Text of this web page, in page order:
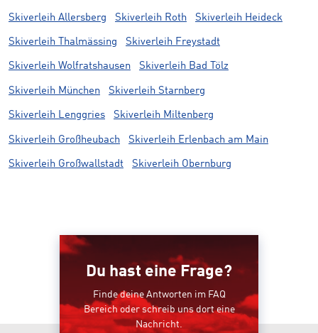
Skiverleih Allersberg Skiverleih Roth Skiverleih Heideck
Skiverleih Thalmässing Skiverleih Freystadt
Skiverleih Wolfratshausen Skiverleih Bad Tölz
Skiverleih München Skiverleih Starnberg
Skiverleih Lenggries Skiverleih Miltenberg
Skiverleih Großheubach Skiverleih Erlenbach am Main
Skiverleih Großwallstadt Skiverleih Obernburg
Du hast eine Frage?
Finde deine Antworten im FAQ
Bereich oder schreib uns dort eine
Nachricht.